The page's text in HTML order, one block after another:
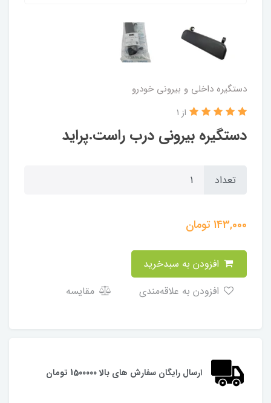
دستگیره داخلی و بیرونی خودرو
دستگیره بیرونی درب راست.پراید
از 1
تعداد
143,000تومان
مقایسه
ارسال رایگان سفارش های بالا 1500000 تومان